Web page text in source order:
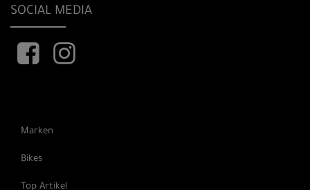
SOCIAL MEDIA
Marken
Bikes
Top Artikel